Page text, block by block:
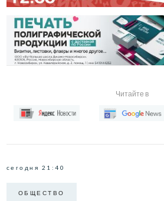
Читайте в
сегодня 21:40
ОБЩЕСТВО